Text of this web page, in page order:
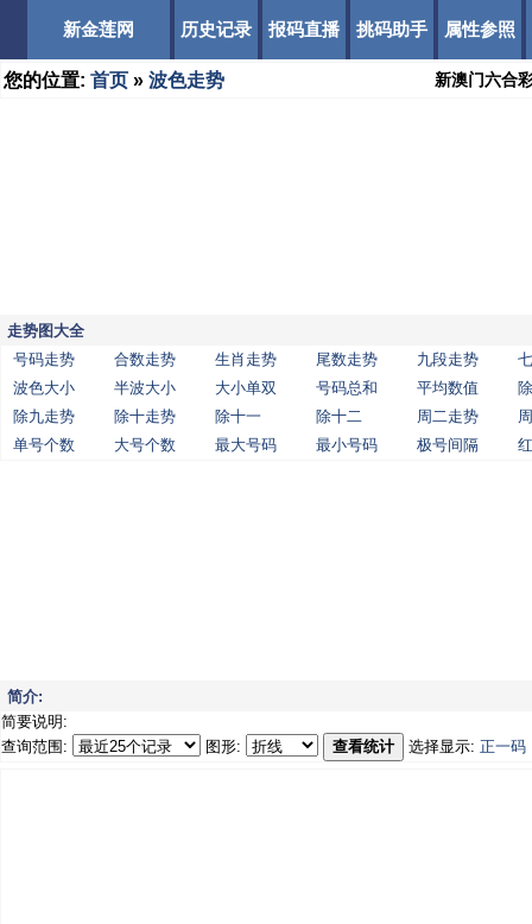
新金莲网 历史记录 报码直播 挑码助手 属性参照
您的位置: 首页 » 波色走势 新澳门六合
走势图大全
号码走势
合数走势 生肖走势 尾数走势 九段走势
波色大小
半波大小 大小单双 号码总和 平均数值
除九走势
除十走势 除十一 除十二 周二走势
单号个数
大号个数 最大号码 最小号码 极号间隔
简介:
简要说明:
查询范围:
图形: 查看统计 选择显示: 正一码